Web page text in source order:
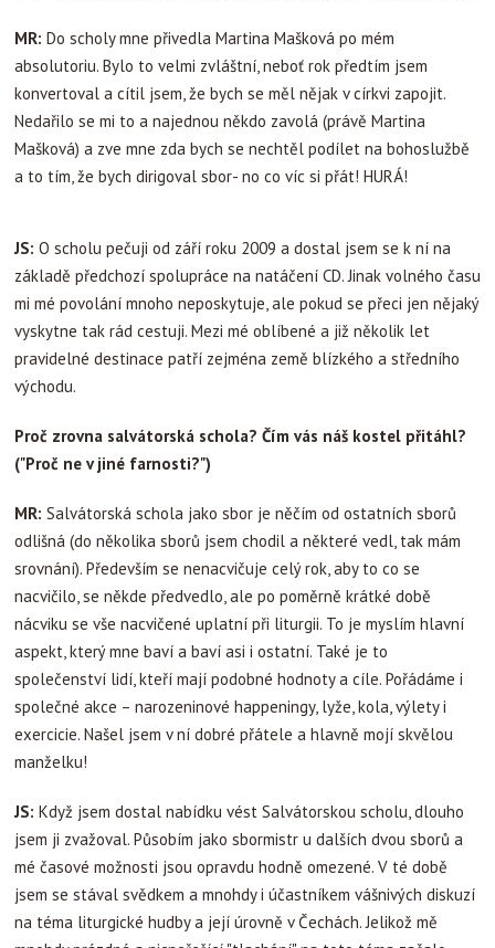
MR: Do scholy mne přivedla Martina Mašková po mém
absolutoriu. Bylo to velmi zvláštní, neboť rok předtím jsem
konvertoval a cítil jsem, že bych se měl nějak v církvi zapojit.
Nedařilo se mi to a najednou někdo zavolá (právě Martina
Mašková) a zve mne zda bych se nechtěl podílet na bohoslužbě
a to tím, že bych dirigoval sbor- no co víc si přát! HURÁ!
JS: O scholu pečuji od září roku 2009 a dostal jsem se k ní na
základě předchozí spolupráce na natáčení CD. Jinak volného času
mi mé povolání mnoho neposkytuje, ale pokud se přeci jen nějaký
vyskytne tak rád cestuji. Mezi mé oblíbené a již několik let
pravidelné destinace patří zejména země blízkého a středního
východu.
Proč zrovna salvátorská schola? Čím vás náš kostel přitáhl?
("Proč ne v jiné farnosti?")
MR: Salvátorská schola jako sbor je něčím od ostatních sborů
odlišná (do několika sborů jsem chodil a některé vedl, tak mám
srovnání). Především se nenacvičuje celý rok, aby to co se
nacvičilo, se někde předvedlo, ale po poměrně krátké době
nácviku se vše nacvičené uplatní při liturgii. To je myslím hlavní
aspekt, který mne baví a baví asi i ostatní. Také je to
společenství lidí, kteří mají podobné hodnoty a cíle. Pořádáme i
společné akce – narozeninové happeningy, lyže, kola, výlety i
exercicie. Našel jsem v ní dobré přátele a hlavně mojí skvělou
manželku!
JS: Když jsem dostal nabídku vést Salvátorskou scholu, dlouho
jsem ji zvažoval. Působím jako sbormistr u dalších dvou sborů a
mé časové možnosti jsou opravdu hodně omezené. V té době
jsem se stával svědkem a mnohdy i účastníkem vášnivých diskuzí
na téma liturgické hudby a její úrovně v Čechách. Jelikož mě